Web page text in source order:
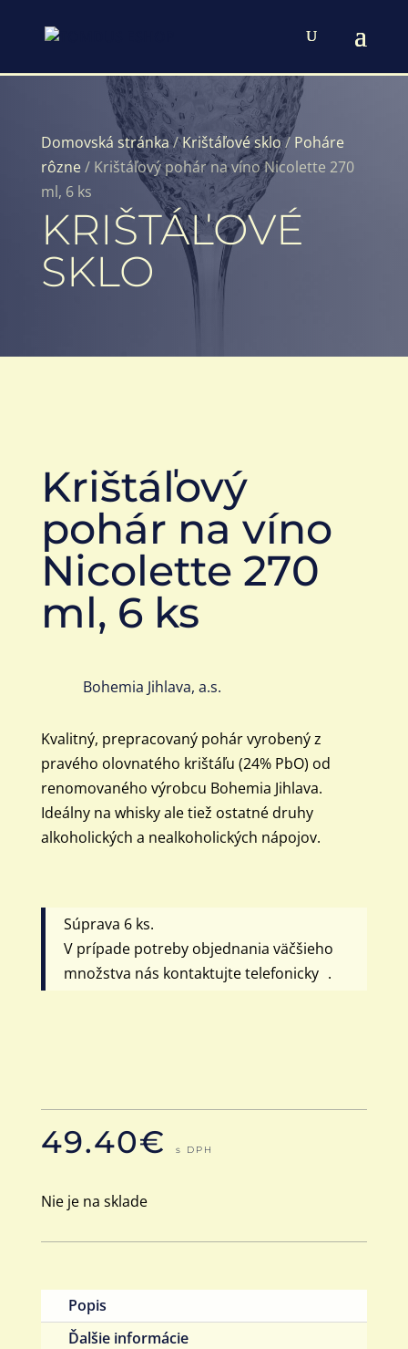
Domovská stránka/Krištáľové sklo/ Poháre
rôzne/ Krištáľový pohár na víno Nicolette 270
ml, 6 ks
KRIŠTÁĽOVÉ
SKLO
Krištáľový
pohár na víno
Nicolette 270
ml, 6 ks
Bohemia Jihlava, a.s.
Kvalitný, prepracovaný pohár vyrobený z
pravého olovnatého krištáľu (24% PbO) od
renomovaného výrobcu Bohemia Jihlava.
Ideálny na whisky ale tiež ostatné druhy
alkoholických a nealkoholických nápojov.
Súprava 6 ks.
V prípade potreby objednania väčšieho
množstva nás kontaktujte telefonicky .
49.40€ s DPH
Nie je na sklade
Popis
Ďalšie informácie